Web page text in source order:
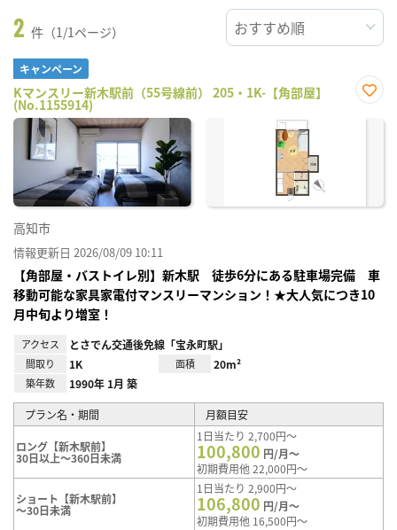
2 件（1/1ページ）
キャンペーン
Kマンスリー新木駅前（55号線前） 205・1K-【角部屋】
(No.1155914)
に入
高知市
情報更新日 2026/08/09 10:11
【角部屋・バストイレ別】新木駅 徒歩6分にある駐車場完備 車
移動可能な家具家電付マンスリーマンション！★大人気につき10
月中旬より増室！
アクセス とさでん交通後免線「宝永町駅」
間取り 1K 面積 20m²
築年数 1990年 1月 築
プラン名・期間 月額目安
ロング【新木駅前】
30日以上～360日未満
1日当たり 2,700円～
100,800 円/月～
初期費用他 22,000円～
ショート【新木駅前】
～30日未満
1日当たり 2,900円～
106,800 円/月～
初期費用他 16,500円～